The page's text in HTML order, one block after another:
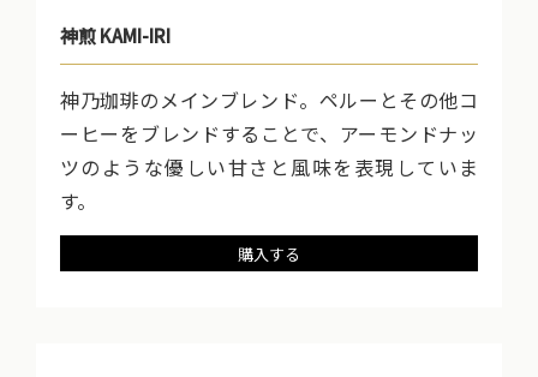
神煎 KAMI-IRI
神乃珈琲のメインブレンド。ペルーとその他コ
ーヒーをブレンドすることで、アーモンドナッ
ツのような優しい甘さと風味を表現していま
す。
購入する